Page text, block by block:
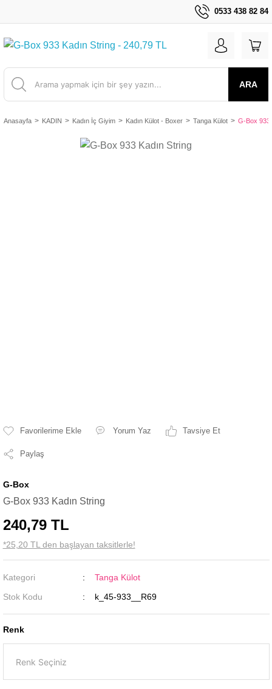
0533 438 82 84
ARA
Anasayfa KADIN Kadın İç Giyim Kadın Külot - Boxer Tanga Külot G-Box 933
Yorum Yaz Tavsiye Et
Paylaş
G-Box
G-Box 933 Kadın String
240,79 TL
*25,20 TL den başlayan taksitlerle!
Kategori
Tanga Külot
Stok Kodu
k_45-933__R69
Renk